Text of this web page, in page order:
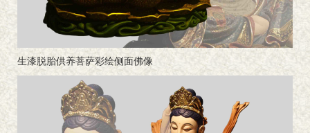
生漆脱胎供养菩萨彩绘侧面佛像